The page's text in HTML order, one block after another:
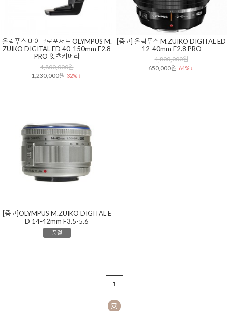
올림푸스 마이크로포서드 OLYMPUS M.
ZUIKO DIGITAL ED 40-150mm F2.8
PRO 잇츠카메라
1,800,000원
1,230,000원 32% ↓
[중고] 올림푸스 M.ZUIKO DIGITAL ED
12-40mm F2.8 PRO
1,800,000원
650,000원 64% ↓
[중고]OLYMPUS M.ZUIKO DIGITAL E
D 14-42mm F3.5-5.6
품절
1